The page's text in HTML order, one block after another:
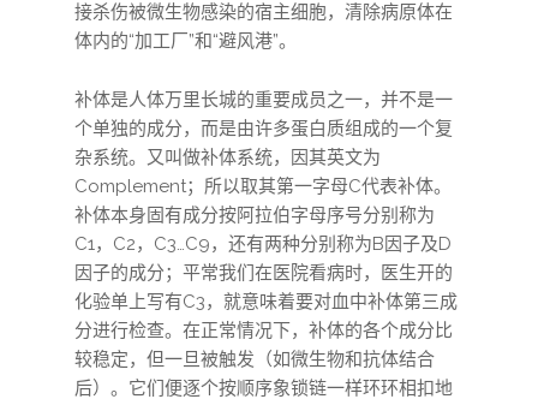
接杀伤被微生物感染的宿主细胞，清除病原体在
体内的“加工厂”和“避风港”。
补体是人体万里长城的重要成员之一，并不是一
个单独的成分，而是由许多蛋白质组成的一个复
杂系统。又叫做补体系统，因其英文为
Complement；所以取其第一字母C代表补体。
补体本身固有成分按阿拉伯字母序号分别称为
C1，C2，C3…C9，还有两种分别称为B因子及D
因子的成分；平常我们在医院看病时，医生开的
化验单上写有C3，就意味着要对血中补体第三成
分进行检查。在正常情况下，补体的各个成分比
较稳定，但一旦被触发（如微生物和抗体结合
后）。它们便逐个按顺序象锁链一样环环相扣地